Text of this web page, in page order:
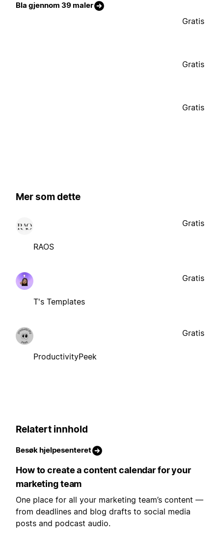
Bla gjennom 39 maler
Gratis
Gratis
Gratis
Mer som dette
RAOS
Gratis
T's Templates
Gratis
ProductivityPeek
Gratis
Relatert innhold
Besøk hjelpesenteret
How to create a content calendar for your
marketing team
One place for all your marketing team’s content —
from deadlines and blog drafts to social media
posts and podcast audio.